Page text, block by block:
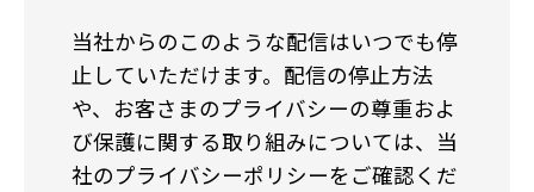
当社からのこのような配信はいつでも停
止していただけます。配信の停止方法
や、お客さまのプライバシーの尊重およ
び保護に関する取り組みについては、当
社のプライバシーポリシーをご確認くだ